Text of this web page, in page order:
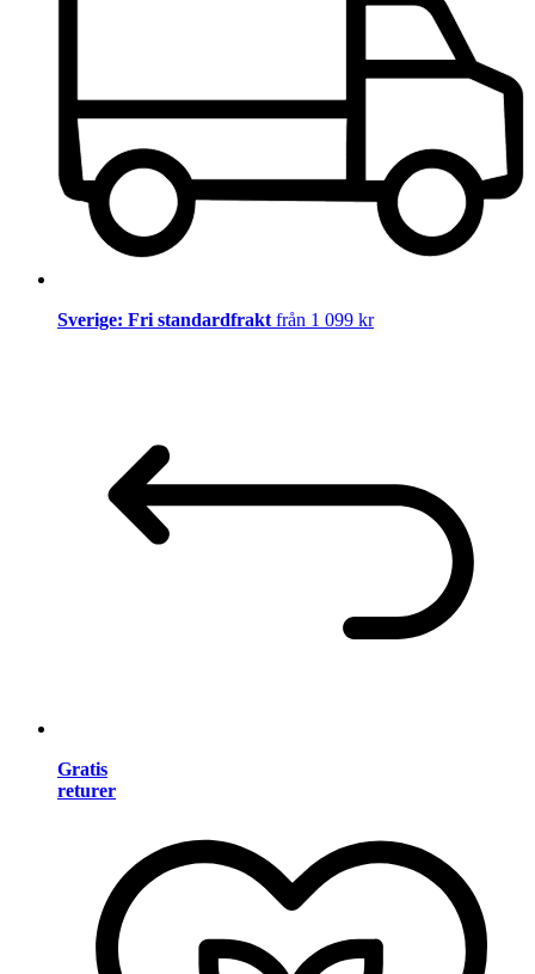
Sverige: Fri standardfrakt från 1 099 kr
Gratis
returer